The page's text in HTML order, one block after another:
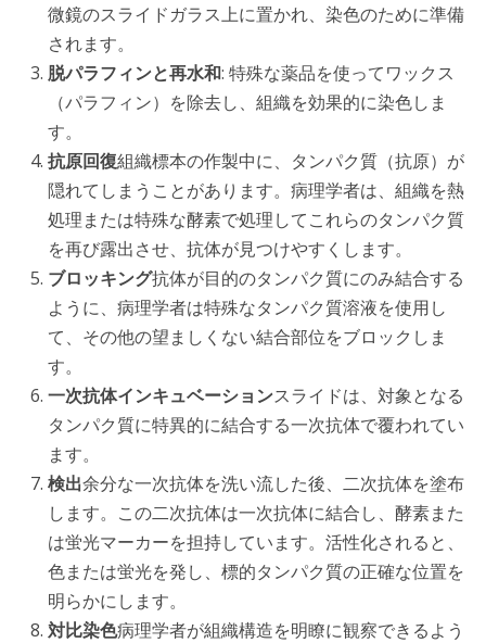
微鏡のスライドガラス上に置かれ、染色のために準備
されます。
脱パラフィンと再水和: 特殊な薬品を使ってワックス
（パラフィン）を除去し、組織を効果的に染色しま
す。
抗原回復組織標本の作製中に、タンパク質（抗原）が
隠れてしまうことがあります。病理学者は、組織を熱
処理または特殊な酵素で処理してこれらのタンパク質
を再び露出させ、抗体が見つけやすくします。
ブロッキング抗体が目的のタンパク質にのみ結合する
ように、病理学者は特殊なタンパク質溶液を使用し
て、その他の望ましくない結合部位をブロックしま
す。
一次抗体インキュベーションスライドは、対象となる
タンパク質に特異的に結合する一次抗体で覆われてい
ます。
検出余分な一次抗体を洗い流した後、二次抗体を塗布
します。この二次抗体は一次抗体に結合し、酵素また
は蛍光マーカーを担持しています。活性化されると、
色または蛍光を発し、標的タンパク質の正確な位置を
明らかにします。
対比染色病理学者が組織構造を明瞭に観察できるよう